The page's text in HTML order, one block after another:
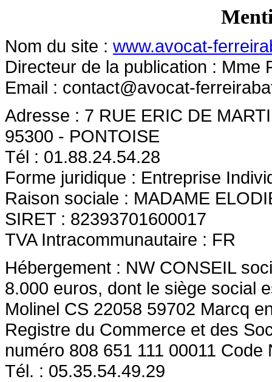
Nom du site : www.avocat-
Directeur de la publication : Mme
Email : contact@avocat-
Adresse : 7 RUE ERIC DE
95300 - PONTOISE
Tél : 01.88.24.54.28
Forme juridique : Entreprise
Raison sociale : MADAME
SIRET : 82393701600017
TVA Intracommunautaire : FR
Hébergement : NW CONSEIL
8.000 euros, dont le siège social
Molinel CS 22058 59702 Marcq
Registre du Commerce et des
numéro 808 651 111 00011 Code
Tél. : 05.35.54.49.29